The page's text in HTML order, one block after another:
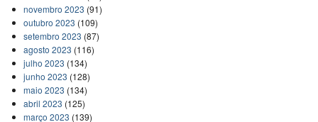
novembro 2023 (91)
outubro 2023 (109)
setembro 2023 (87)
agosto 2023 (116)
julho 2023 (134)
junho 2023 (128)
maio 2023 (134)
abril 2023 (125)
março 2023 (139)